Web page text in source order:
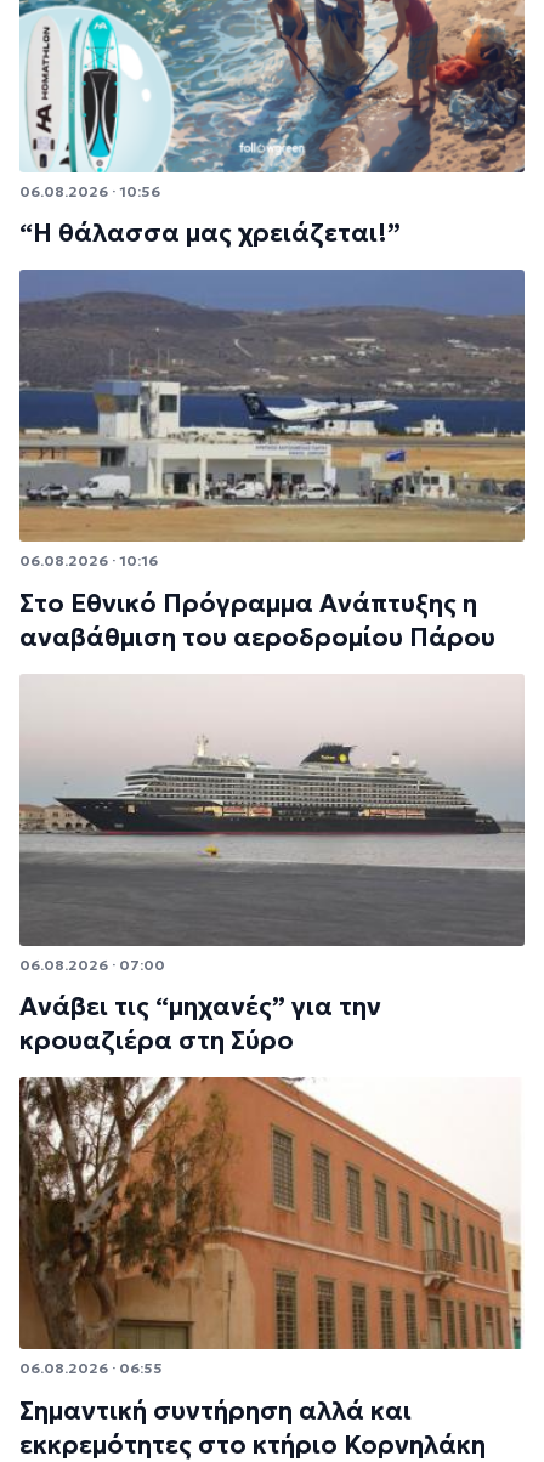
06.08.2026 · 10:56
“Η θάλασσα μας χρειάζεται!”
06.08.2026 · 10:16
Στο Εθνικό Πρόγραμμα Ανάπτυξης η
αναβάθμιση του αεροδρομίου Πάρου
06.08.2026 · 07:00
Ανάβει τις “μηχανές” για την
κρουαζιέρα στη Σύρο
06.08.2026 · 06:55
Σημαντική συντήρηση αλλά και
εκκρεμότητες στο κτήριο Κορνηλάκη